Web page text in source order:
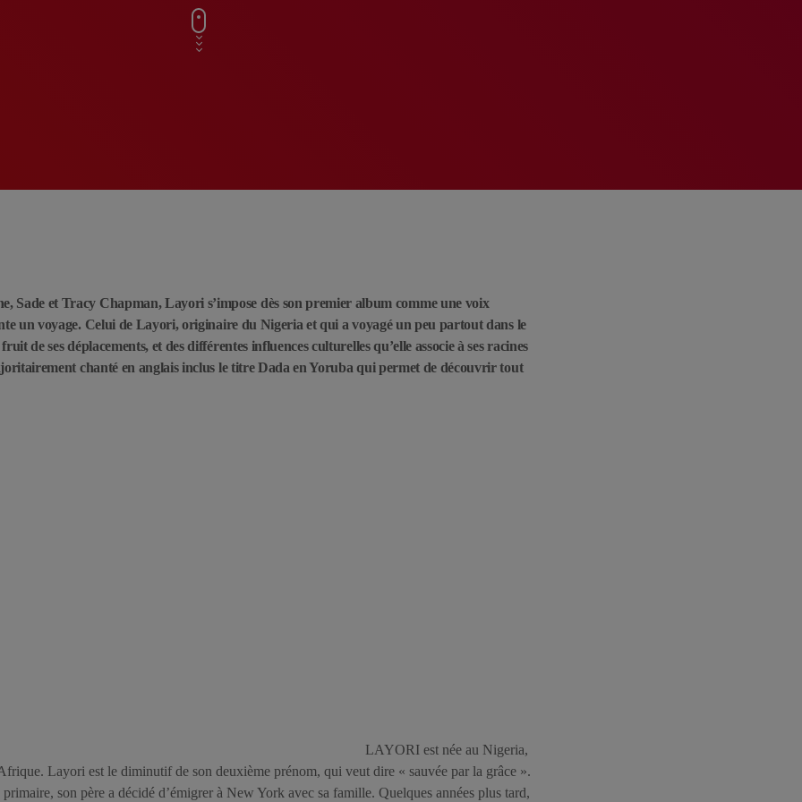
Sade et Tracy Chapman, Layori s’impose dès son premier album comme une voix
un voyage. Celui de Layori, originaire du Nigeria et qui a voyagé un peu partout dans le
de ses déplacements, et des différentes influences culturelles qu’elle associe à ses racines
chanté en anglais inclus le titre Dada en Yoruba qui permet de découvrir tout
LAYORI est née au Nigeria,
Layori est le diminutif de son deuxième prénom, qui veut dire « sauvée par la grâce ».
son père a décidé d’émigrer à New York avec sa famille. Quelques années plus tard,